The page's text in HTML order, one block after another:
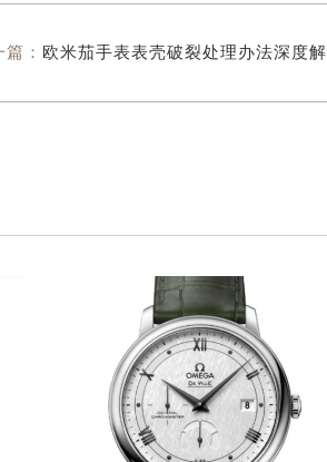
： 欧米茄手表表壳破裂处理办法深度